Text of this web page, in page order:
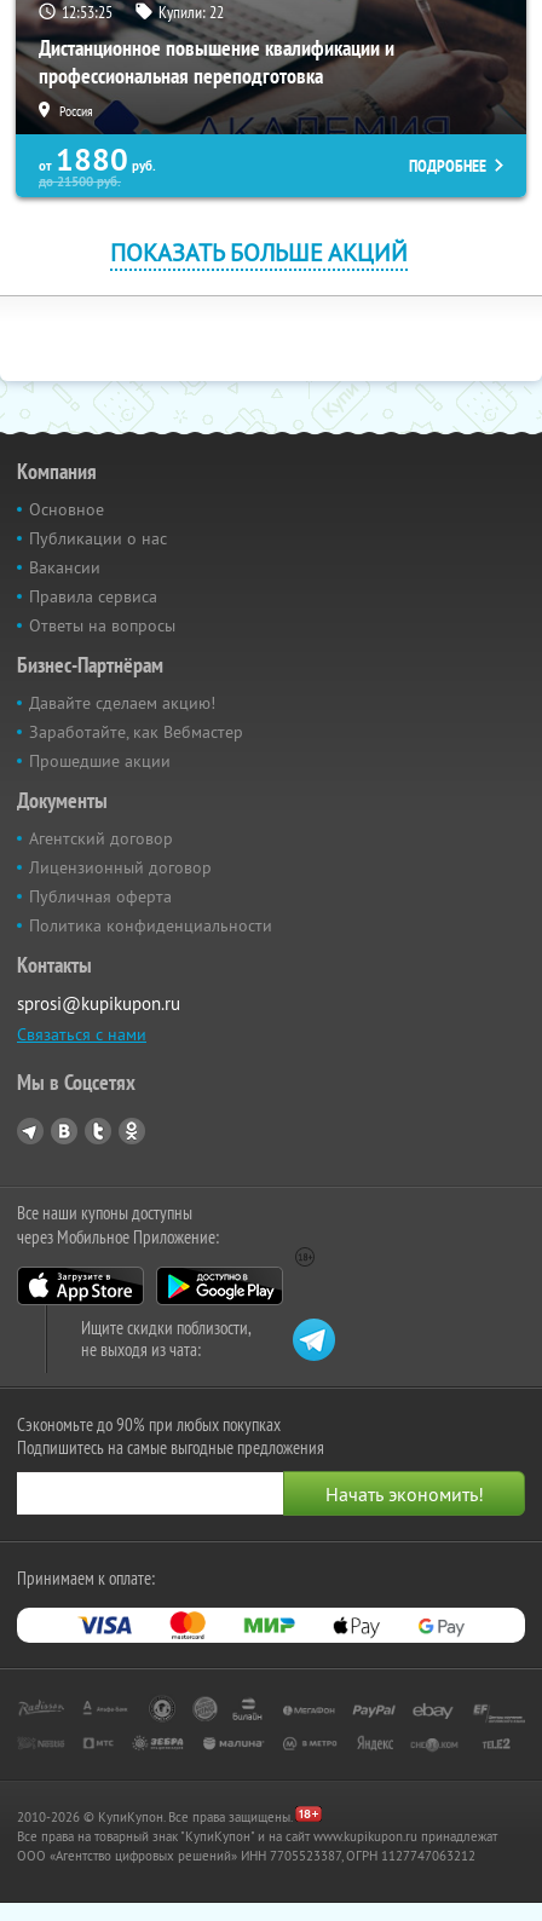
12:53:23 Купили:22
Дистанционное повышение квалификации и
профессиональная переподготовка
Россия
от 1880 руб.
до21500руб.
ПОДРОБНЕЕ
ПОКАЗАТЬ БОЛЬШЕ АКЦИЙ
Компания
Основное
Публикации о нас
Вакансии
Правила сервиса
Ответы на вопросы
Бизнес-Партнёрам
Давайте сделаем акцию!
Заработайте, как Вебмастер
Прошедшие акции
Документы
Агентский договор
Лицензионный договор
Публичная оферта
Политика конфиденциальности
Контакты
sprosi@kupikupon.ru
Связаться с нами
Мы в Соцсетях
Все наши купоны доступны
через Мобильное Приложение:
Ищите скидки поблизости,
не выходя из чата:
Сэкономьте до 90% при любых покупках
Подпишитесь на самые выгодные предложения
Принимаем к оплате:
2010-2026 © КупиКупон. Все права защищены.
Все права на товарный знак "КупиКупон" и на сайт www.kupikupon.ru принадлежат
OOO «Агентство цифровых решений» ИНН 7705523387, ОГРН 1127747063212